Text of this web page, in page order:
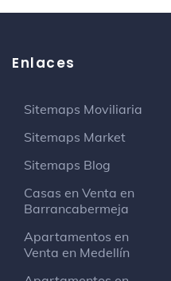
Mall Villas Del
Sr Wok
Restaurante
Sala De Ventas
Centro de
Enlaces
Sitemaps Moviliaria
Sitemaps Market
Sitemaps Blog
Casas en Venta en
Barrancabermeja
Apartamentos en
Venta en Medellín